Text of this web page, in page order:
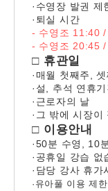
·수영장 발권 제
·퇴실 시간
- 수영조 11:40
- 수영조 20:45
□ 휴관일
·매월 첫째주,
·설, 추석 연휴
·근로자의 날
·그 밖에 시장이
□ 이용안내
·50분 수영, 10
·공휴일 강습 없
·담당 강사 휴가
·유아풀 이용 제